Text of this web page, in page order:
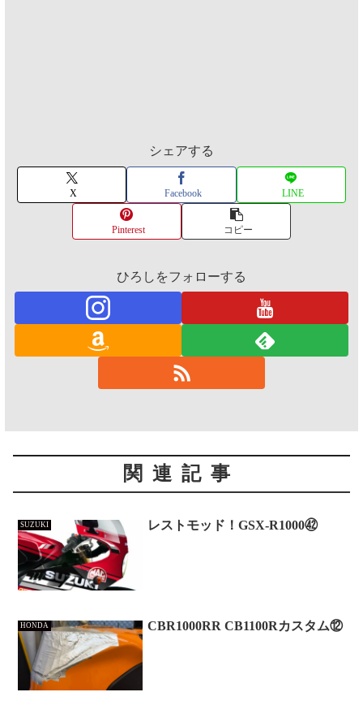
シェアする
X Facebook LINE
Pinterest コピー
ひろしをフォローする
関連記事
SUZUKI レストモッド！GSX-R1000㊷
HONDA CBR1000RR CB1100Rカスタム⑫